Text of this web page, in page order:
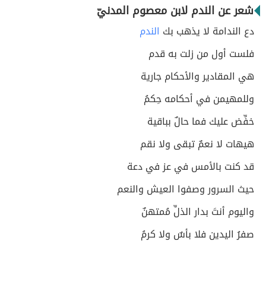
شعر عن الندم لابن معصوم المدنيّ
دع الندامة لا يذهب بك الندم
فلست أول من زلت به قدم
هي المقادير والأحكام جارية
وللمهيمن في أحكامه حِكمُ
خفِّض عليك فما حالٌ بباقية
هيهات لا نعمٌ تبقى ولا نقم
قد كنت بالأمس في عز في دعة
حيث السرور وصفوا العيش والنعم
واليوم أنتَ بدار الذلِّ مُمتهنٌ
صفرُ اليدين فلا بأسٌ ولا كرمُ